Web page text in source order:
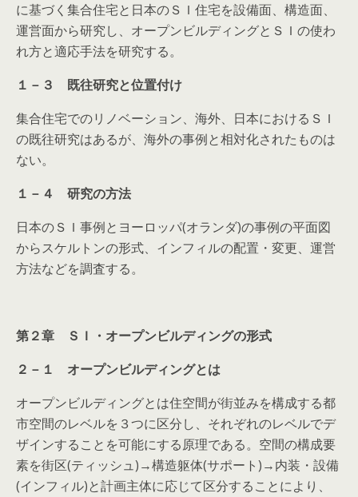
に基づく集合住宅と日本のＳＩ住宅を設備面、構造面、
運営面から研究し、オープンビルディングとＳＩの使わ
れ方と適応手法を研究する。
１－３ 既往研究と位置付け
集合住宅でのリノベーション、海外、日本におけるＳＩ
の既往研究はあるが、海外の事例と相対化されたものは
ない。
１－４ 研究の方法
日本のＳＩ事例とヨーロッパ(オランダ)の事例の平面図
からスケルトンの形式、インフィルの配置・変更、運営
方法などを調査する。
第２章 ＳＩ・オープンビルディングの形式
２－１ オープンビルディングとは
オープンビルディングとは住空間が街並みを構成する都
市空間のレベルを３つに区分し、それぞれのレベルでデ
ザインすることを可能にする原理である。空間の構成要
素を街区(ティッシュ)→構造躯体(サポート)→内装・設備
(インフィル)と計画主体に応じて区分することにより、